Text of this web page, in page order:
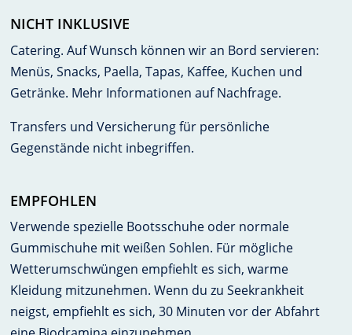
NICHT INKLUSIVE
Catering. Auf Wunsch können wir an Bord servieren:
Menüs, Snacks, Paella, Tapas, Kaffee, Kuchen und
Getränke. Mehr Informationen auf Nachfrage.
Transfers und Versicherung für persönliche
Gegenstände nicht inbegriffen.
EMPFOHLEN
Verwende spezielle Bootsschuhe oder normale
Gummischuhe mit weißen Sohlen. Für mögliche
Wetterumschwüngen empfiehlt es sich, warme
Kleidung mitzunehmen. Wenn du zu Seekrankheit
neigst, empfiehlt es sich, 30 Minuten vor der Abfahrt